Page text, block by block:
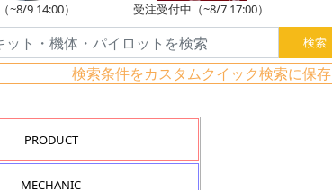
~8/9 14:00） 受注受付中（~8/7 17:00）
検索条件をカスタムクイック検索に保存
PRODUCT
MECHANIC